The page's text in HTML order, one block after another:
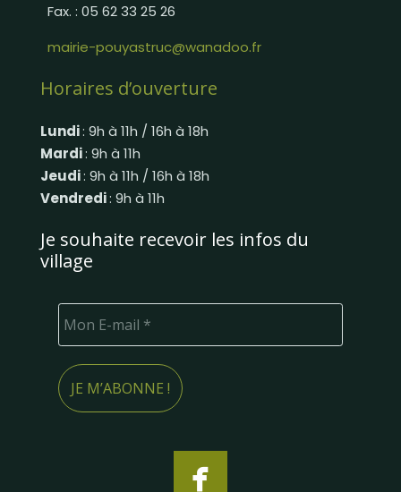
Fax. : 05 62 33 25 26
mairie-pouyastruc@wanadoo.fr
Horaires d’ouverture
Lundi: 9h à 11h / 16h à 18h
Mardi: 9h à 11h
Jeudi: 9h à 11h / 16h à 18h
Vendredi: 9h à 11h
Je souhaite recevoir les infos du
village